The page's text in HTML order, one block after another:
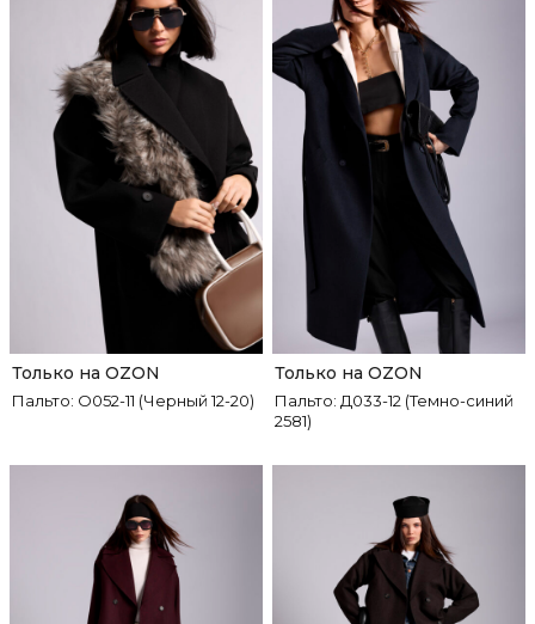
Пальто: О052-11 (Черный 12-20)
Только на OZON
Пальто: Д033-12 (Темно-синий
2581)
Только на OZON